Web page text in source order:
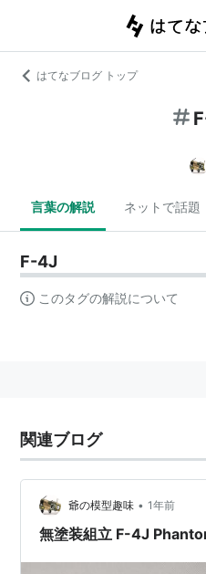
はてなブログ トップ
言葉の解説 ネットで話題
F-4J
このタグの解説について
関連ブログ
爺の模型趣味 • 1年前
無塗装組立 F-4J